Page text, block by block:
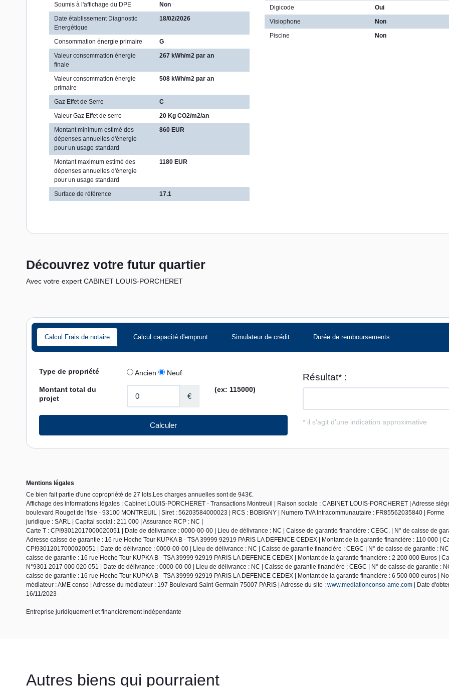
Digicode
Oui
Visiophone
Non
Piscine
Non
Soumis à l'affichage du DPE
Non
Date établissement Diagnostic
Energétique
18/02/2026
Consommation énergie primaire
G
Valeur consommation énergie
finale
267 kWh/m2 par an
Valeur consommation énergie
primaire
508 kWh/m2 par an
Gaz Effet de Serre
C
Valeur Gaz Effet de serre
20 Kg CO2/m2/an
Montant minimum estimé des
dépenses annuelles d'énergie
pour un usage standard
860 EUR
Montant maximum estimé des
dépenses annuelles d'énergie
pour un usage standard
1180 EUR
Surface de référence 17.1
Découvrez votre futur quartier
Avec votre expert CABINET LOUIS-PORCHERET
Calcul Frais de notaire Calcul capacité d'emprunt Simulateur de crédit Durée de remboursements
Mentions légales
Ce bien fait partie d'une copropriété de 27 lots.Les charges annuelles sont de 943€.
Affichage des informations légales : Cabinet LOUIS-PORCHERET - Transactions Montreuil | Raison sociale : CABINET LOUIS-PORCHERET | Adresse
boulevard Rouget de l'Isle - 93100 MONTREUIL | Siret : 56203584000023 | RCS : BOBIGNY | Numero TVA Intracommunautaire : FR85562035840 | Forme
juridique : SARL | Capital social : 211 000 | Assurance RCP : NC |
Carte T : CPI93012017000020051 | Date de délivrance : 0000-00-00 | Lieu de délivrance : NC | Caisse de garantie financière : CEGC. | N° de caisse de
Adresse caisse de garantie : 16 rue Hoche Tour KUPKA B - TSA 39999 92919 PARIS LA DEFENCE CEDEX | Montant de la garantie financière : 110 000 |
CPI93012017000020051 | Date de délivrance : 0000-00-00 | Lieu de délivrance : NC | Caisse de garantie financière : CEGC | N° de caisse de garantie :
caisse de garantie : 16 rue Hoche Tour KUPKA B - TSA 39999 92919 PARIS LA DEFENCE CEDEX | Montant de la garantie financière : 2 200 000 Euros |
N°9301 2017 000 020 051 | Date de délivrance : 0000-00-00 | Lieu de délivrance : NC | Caisse de garantie financière : CEGC | N° de caisse de garantie :
caisse de garantie : 16 rue Hoche Tour KUPKA B - TSA 39999 92919 PARIS LA DEFENCE CEDEX | Montant de la garantie financière : 6 500 000 euros |
médiateur : AME conso | Adresse du médiateur : 197 Boulevard Saint-Germain 75007 PARIS | Adresse du site : www.mediationconso-ame.com | Date
16/11/2023
Entreprise juridiquement et financièrement indépendante
Autres biens qui pourraient